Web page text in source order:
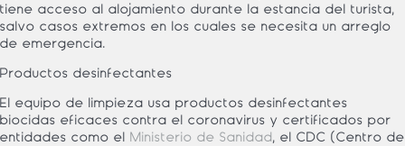
tiene acceso al alojamiento durante la estancia del turista,
salvo casos extremos en los cuales se necesita un arreglo
de emergencia.
Productos desinfectantes
El equipo de limpieza usa productos desinfectantes
biocidas eficaces contra el coronavirus y certificados por
entidades como el Ministerio de Sanidad, el CDC (Centro de